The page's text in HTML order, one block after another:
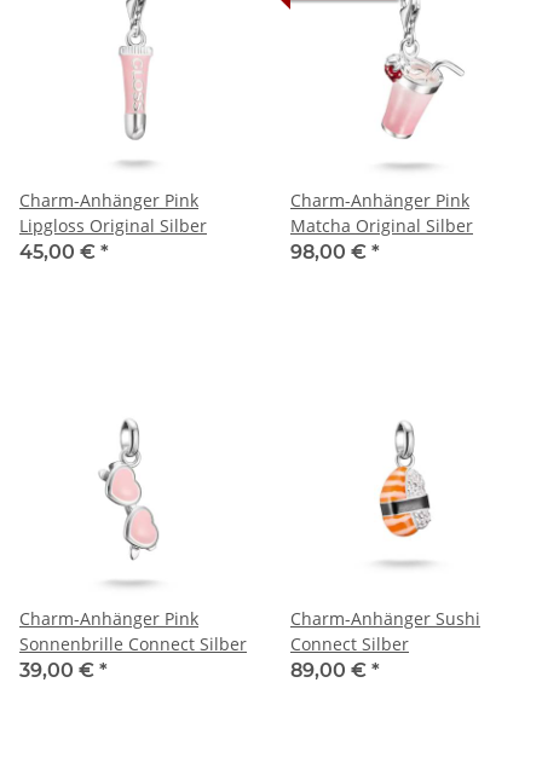
Charm-Anhänger Pink
Lipgloss Original Silber
45,00 € *
Charm-Anhänger Pink
Matcha Original Silber
98,00 € *
Charm-Anhänger Pink
Sonnenbrille Connect Silber
39,00 € *
Charm-Anhänger Sushi
Connect Silber
89,00 € *